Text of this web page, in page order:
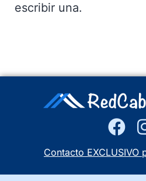
escribir una.
Contacto EXCLUSIVO